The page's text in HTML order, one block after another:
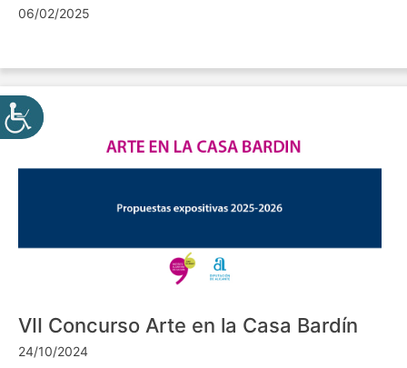
06/02/2025
VII Concurso Arte en la Casa Bardín
24/10/2024